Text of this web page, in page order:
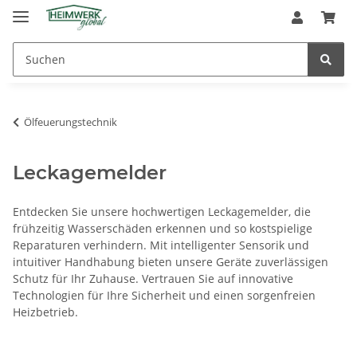
Ölfeuerungstechnik
Leckagemelder
Entdecken Sie unsere hochwertigen Leckagemelder, die
frühzeitig Wasserschäden erkennen und so kostspielige
Reparaturen verhindern. Mit intelligenter Sensorik und
intuitiver Handhabung bieten unsere Geräte zuverlässigen
Schutz für Ihr Zuhause. Vertrauen Sie auf innovative
Technologien für Ihre Sicherheit und einen sorgenfreien
Heizbetrieb.